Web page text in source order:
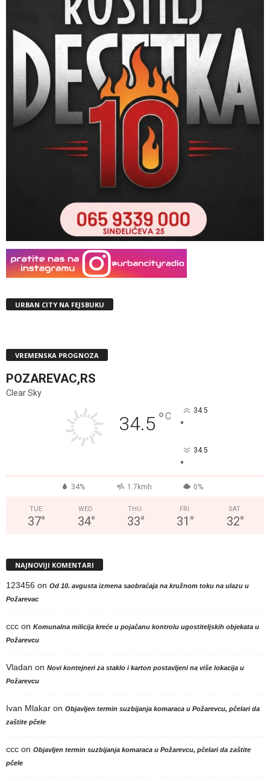
URBAN CITY NA FEJSBUKU
VREMENSKA PROGNOZA
POZAREVAC,RS
Clear Sky
34.5 °C 34.5
°
34.5
°
34% 1.7kmh 0%
TUE
37°
WED
34°
THU
33°
FRI
31 °
SAT
32°
NAJNOVIJI KOMENTARI
123456 on Od 10. avgusta izmena saobraćaja na kružnom toku na ulazu u
Požarevac
ccc on Komunalna milicija kreće u pojačanu kontrolu ugostiteljskih objekata u
Požarevcu
Vladan on Novi kontejneri za staklo i karton postavljeni na više lokacija u
Požarevcu
Ivan Mlakar on Objavljen termin suzbijanja komaraca u Požarevcu, pčelari da
zaštite pčele
ccc on Objavljen termin suzbijanja komaraca u Požarevcu, pčelari da zaštite
pčele